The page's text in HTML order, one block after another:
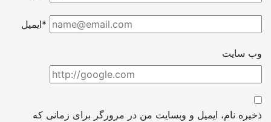
ایمیل*
وب سایت
ذخیره نام، ایمیل و وبسایت من در مرورگر برای زمانی که